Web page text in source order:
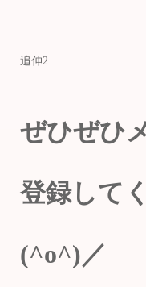
追伸2
ぜひぜひ
登録して
(^o^)／